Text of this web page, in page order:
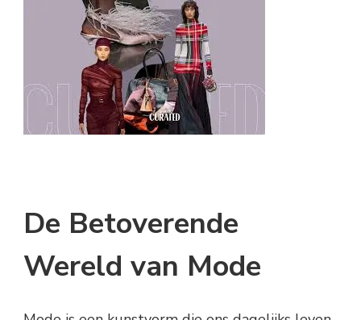
DE
LAATSTE
FASHION
MUST-
HAVES
De Betoverende
Wereld van Mode